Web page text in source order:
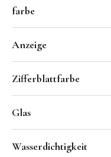
farbe
Anzeige
Zifferblattfarbe
Glas
Wasserdichtigkeit